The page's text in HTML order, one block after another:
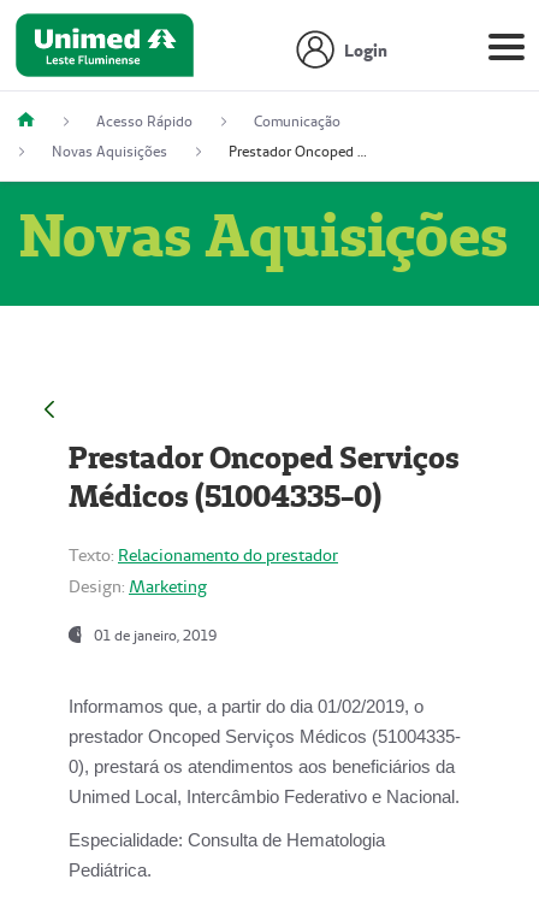
Login
Acesso Rápido
Comunicação
Novas Aquisições
Prestador Oncoped Serviços Médicos (51004335-0)
Novas Aquisições
Prestador Oncoped Serviços
Médicos (51004335-0)
Texto: Relacionamento do prestador
Design: Marketing
01 de janeiro, 2019
Informamos que, a partir do dia 01/02/2019, o
prestador Oncoped Serviços Médicos (51004335-
0), prestará os atendimentos aos beneficiários da
Unimed Local, Intercâmbio Federativo e Nacional.
Especialidade: Consulta de Hematologia
Pediátrica.